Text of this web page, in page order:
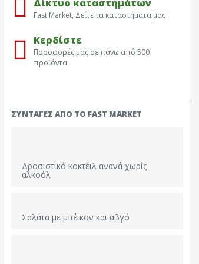
Δίκτυο καταστημάτων
Fast Market, Δείτε τα καταστήματα μας
Κερδίστε
Προσφορές μας σε πάνω από 500
προϊόντα
ΣΥΝΤΑΓΈΣ ΑΠΌ ΤΟ FAST MARKET
Δροσιστικό κοκτέιλ ανανά χωρίς
αλκοόλ
Σαλάτα με μπέικον και αβγό